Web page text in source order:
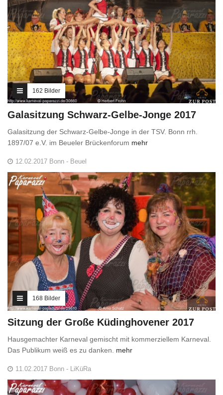
162 Bilder
Galasitzung Schwarz-Gelbe-Jonge 2017
Galasitzung der Schwarz-Gelbe-Jonge in der TSV. Bonn rrh.
1897/07 e.V. im Beueler Brückenforum mehr
12.02.2017 Bonn - Beuel
168 Bilder
Sitzung der Große Küdinghovener 2017
Hausgemachter Karneval gemischt mit kommerziellem Karneval.
Das Publikum weiß es zu danken. mehr
11.02.2017 Bonn - LiKüRa